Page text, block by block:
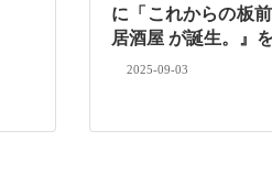
に「これからの板
居酒屋 が誕生。』
2025-09-03